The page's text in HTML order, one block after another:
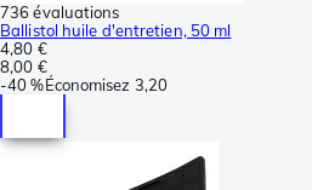
736 évaluations
Ballistol huile d'entretien, 50 ml
4,80 €
8,00 €
-40 %Économisez 3,20